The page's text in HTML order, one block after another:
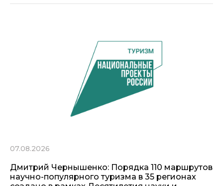
07.08.2026
Дмитрий Чернышенко: Порядка 110 маршрутов
научно-популярного туризма в 35 регионах